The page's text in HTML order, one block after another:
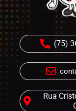
(75)
Rua